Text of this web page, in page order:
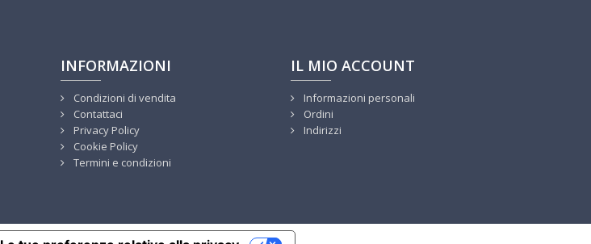
INFORMAZIONI
Condizioni di vendita
Contattaci
Privacy Policy
Cookie Policy
Termini e condizioni
IL MIO ACCOUNT
Informazioni personali
Ordini
Indirizzi